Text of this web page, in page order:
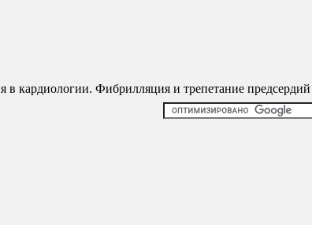
в кардиологии. Фибрилляция и трепетание